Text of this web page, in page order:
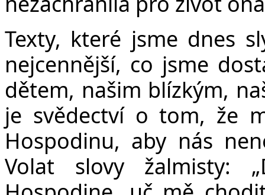
Texty, které jsme dnes
nejcennější, co jsme
dětem, našim blízkým,
je svědectví o tom, že
Hospodinu, aby nás
Volat slovy žalmisty: